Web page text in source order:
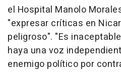
el Hospital Manolo
"expresar críticas en
peligroso". "Es
haya una voz
enemigo político por